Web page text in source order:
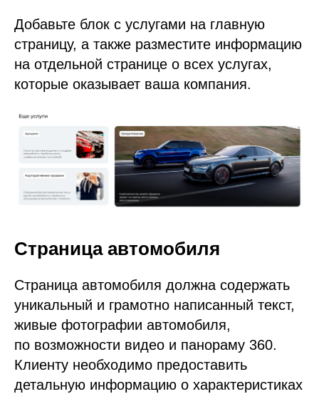
Добавьте блок с услугами на главную
страницу, а также разместите информацию
на отдельной странице о всех услугах,
которые оказывает ваша компания.
Страница автомобиля
Страница автомобиля должна содержать
уникальный и грамотно написанный текст,
живые фотографии автомобиля,
по возможности видео и панораму 360.
Клиенту необходимо предоставить
детальную информацию о характеристиках